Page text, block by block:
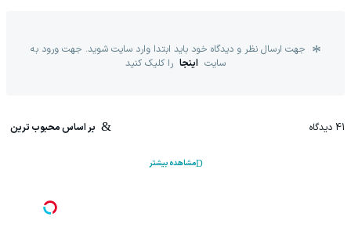
جهت ارسال نظر و دیدگاه خود باید ابتدا وارد سایت شوید. جهت ورود به
سایت اینجا را کلیک کنید
41 دیدگاه بر اساس محبوب ترین
مشاهده بیشتر